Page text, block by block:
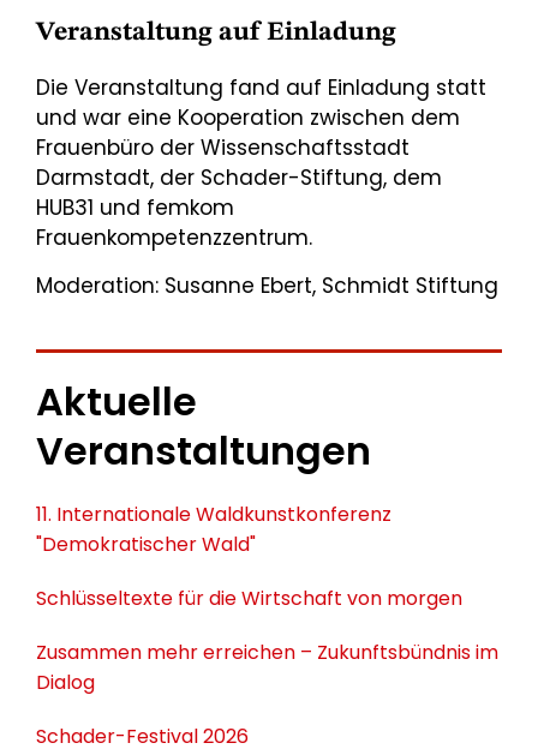
Veranstaltung auf Einladung
Die Veranstaltung fand auf Einladung statt
und war eine Kooperation zwischen dem
Frauenbüro der Wissenschaftsstadt
Darmstadt, der Schader-Stiftung, dem
HUB31 und femkom
Frauenkompetenzzentrum.
Moderation: Susanne Ebert, Schmidt Stiftung
Aktuelle
Veranstaltungen
11. Internationale Waldkunstkonferenz
"Demokratischer Wald"
Schlüsseltexte für die Wirtschaft von morgen
Zusammen mehr erreichen – Zukunftsbündnis im
Dialog
Schader-Festival 2026